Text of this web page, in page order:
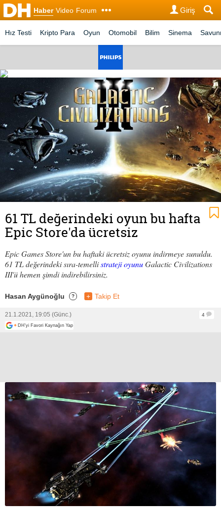
Haber Video Forum Giriş
Hız Testi Kripto Para Oyun Otomobil Bilim Sinema
61 TL değerindeki oyun bu hafta
Epic Store'da ücretsiz
Epic Games Store'un bu haftaki ücretsiz oyunu indirmeye sunuldu.
61 TL değerindeki sıra-temellistrateji oyunuGalactic Civilizations
III'ü hemen şimdi indirebilirsiniz.
Hasan Aygünoğlu ? + Takip Et
21.1.2021, 19:05 (Günc.)
4
+ DH'yi Favori Kaynağın Yap